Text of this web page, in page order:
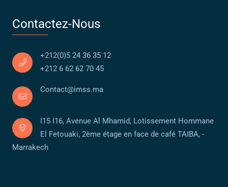
Contactez-Nous
+212(0)5 24 36 35 12
+212 6 62 62 70 45
Contact@imss.ma
I15 I16, Avenue Al Mhamid, Lotissement Hommane
El Fetouaki, 2ème étage en face de café TAIBA, -
Marrakech